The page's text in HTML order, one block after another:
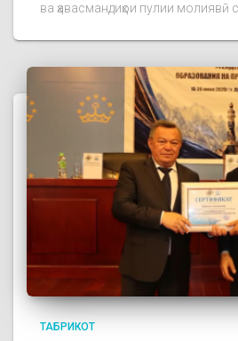
ва ҳавасмандиҳои пулии молиявӣ
ТАБРИКОТ